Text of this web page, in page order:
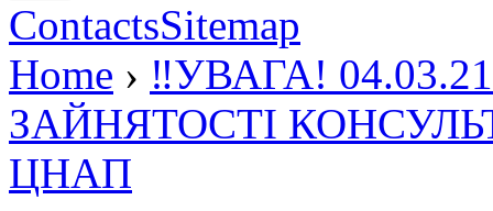
ContactsSitemap
Home › ‼УВАГА!
ЗАЙНЯТОСТІ
ЦНАП